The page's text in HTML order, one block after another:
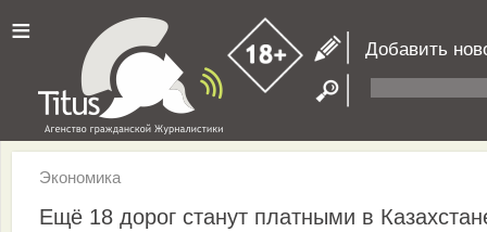
≡ Добавить
Экономика
Ещё 18 дорог станут платными в